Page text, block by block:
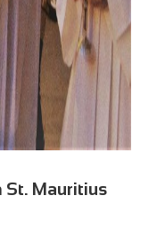
St. Mauritius